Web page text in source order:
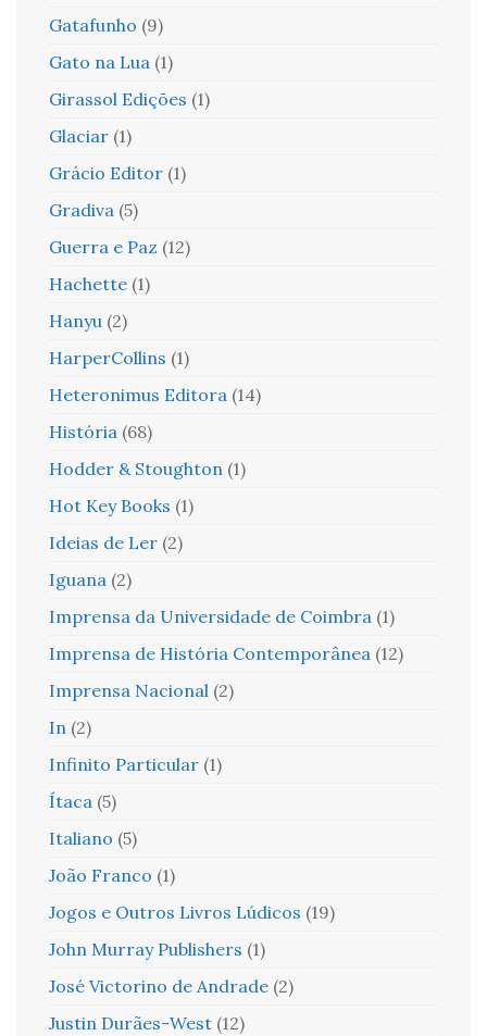
Gatafunho (9)
Gato na Lua (1)
Girassol Edições (1)
Glaciar (1)
Grácio Editor (1)
Gradiva (5)
Guerra e Paz (12)
Hachette (1)
Hanyu (2)
HarperCollins (1)
Heteronimus Editora (14)
História (68)
Hodder & Stoughton (1)
Hot Key Books (1)
Ideias de Ler (2)
Iguana (2)
Imprensa da Universidade de Coimbra (1)
Imprensa de História Contemporânea (12)
Imprensa Nacional (2)
In (2)
Infinito Particular (1)
Ítaca (5)
Italiano (5)
João Franco (1)
Jogos e Outros Livros Lúdicos (19)
John Murray Publishers (1)
José Victorino de Andrade (2)
Justin Durães-West (12)